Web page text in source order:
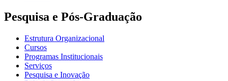
Pesquisa e Pós-Graduação
Estrutura Organizacional
Cursos
Programas Institucionais
Serviços
Pesquisa e Inovação